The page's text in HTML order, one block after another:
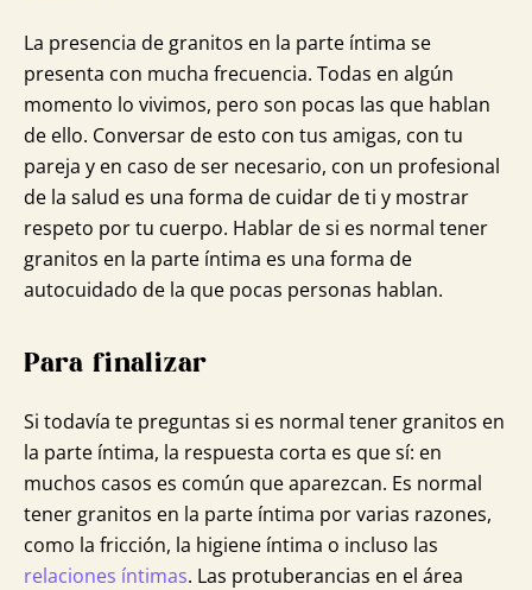
La presencia de granitos en la parte íntima se
presenta con mucha frecuencia. Todas en algún
momento lo vivimos, pero son pocas las que hablan
de ello. Conversar de esto con tus amigas, con tu
pareja y en caso de ser necesario, con un profesional
de la salud es una forma de cuidar de ti y mostrar
respeto por tu cuerpo. Hablar de si es normal tener
granitos en la parte íntima es una forma de
autocuidado de la que pocas personas hablan.
Para finalizar
Si todavía te preguntas si es normal tener granitos en
la parte íntima, la respuesta corta es que sí: en
muchos casos es común que aparezcan. Es normal
tener granitos en la parte íntima por varias razones,
como la fricción, la higiene íntima o incluso las
relaciones íntimas. Las protuberancias en el área